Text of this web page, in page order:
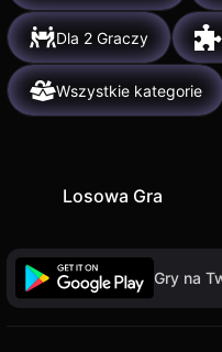
Dla 2 Graczy
Wszystkie kategorie
Losowa Gra
Gry na